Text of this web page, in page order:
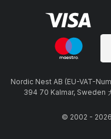
Nordic Nest AB (EU-VAT-
394 70 Kalmar, Sweden
© 2002 -